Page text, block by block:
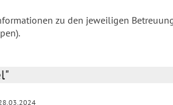
zu den jeweiligen